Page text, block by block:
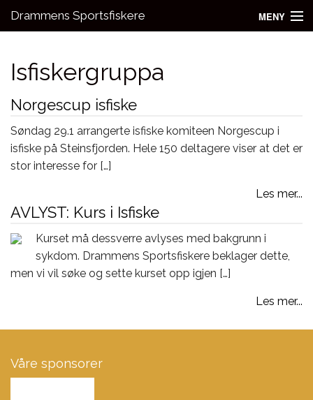
Drammens Sportsfiskere MENY
Aktivitetsgrupper
Utleie
Bli medlem!
Fiske
Isfiskergruppa
Norgescup isfiske
Søndag 29.1 arrangerte isfiske komiteen Norgescup i
isfiske på Steinsfjorden. Hele 150 deltagere viser at det er
stor interesse for […]
Les mer...
AVLYST: Kurs i Isfiske
Kurset må dessverre avlyses med bakgrunn i
sykdom. Drammens Sportsfiskere beklager dette,
men vi vil søke og sette kurset opp igjen […]
Les mer...
Våre sponsorer